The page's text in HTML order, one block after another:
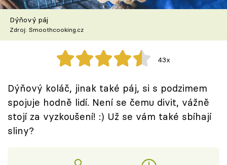
Škola vaření
Recepty z TV
Speciál: Cuketa
Těhotnej kuchař
Sledujte prima+
Dýňový páj
Zdroj: Smoothcooking.cz
43x
Dýňový koláč, jinak také páj, si s podzimem
spojuje hodně lidí. Není se čemu divit, vážně
stojí za vyzkoušení! :) Už se vám také sbíhají
sliny?